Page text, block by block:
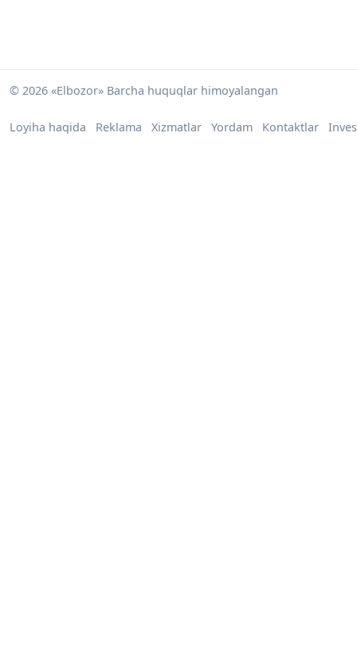
© 2026 «Elbozor» Barcha huquqlar himoyalangan
Loyiha haqida Reklama Xizmatlar Yordam Kontaktlar